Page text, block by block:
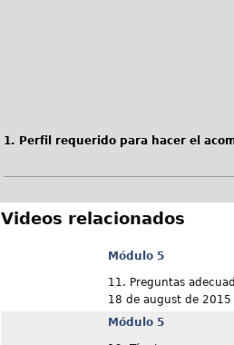
1. Perfil requerido para hacer el
Videos relacionados
Módulo 5
11. Preguntas
18 de august de 2015
Módulo 5